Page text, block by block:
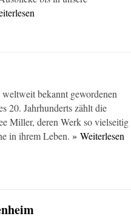
bekannt gewordenen
20. Jahrhunderts zählt die
Miller, deren Werk so vielseitig
in ihrem Leben. » Weiterlesen